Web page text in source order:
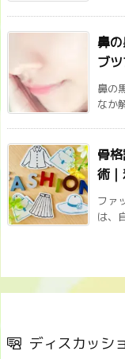
鼻
ブ
鼻の
なか
骨
術
ファ
は、
ディスカッシ